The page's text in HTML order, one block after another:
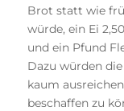
Brot statt wie
würde, ein Ei
und ein Pfund
Dazu würden
kaum
beschaffen zu